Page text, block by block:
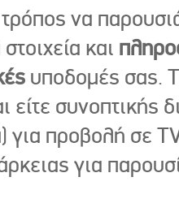
να
και
υποδομές σας.
είτε συνοπτικής
για προβολή σε
για